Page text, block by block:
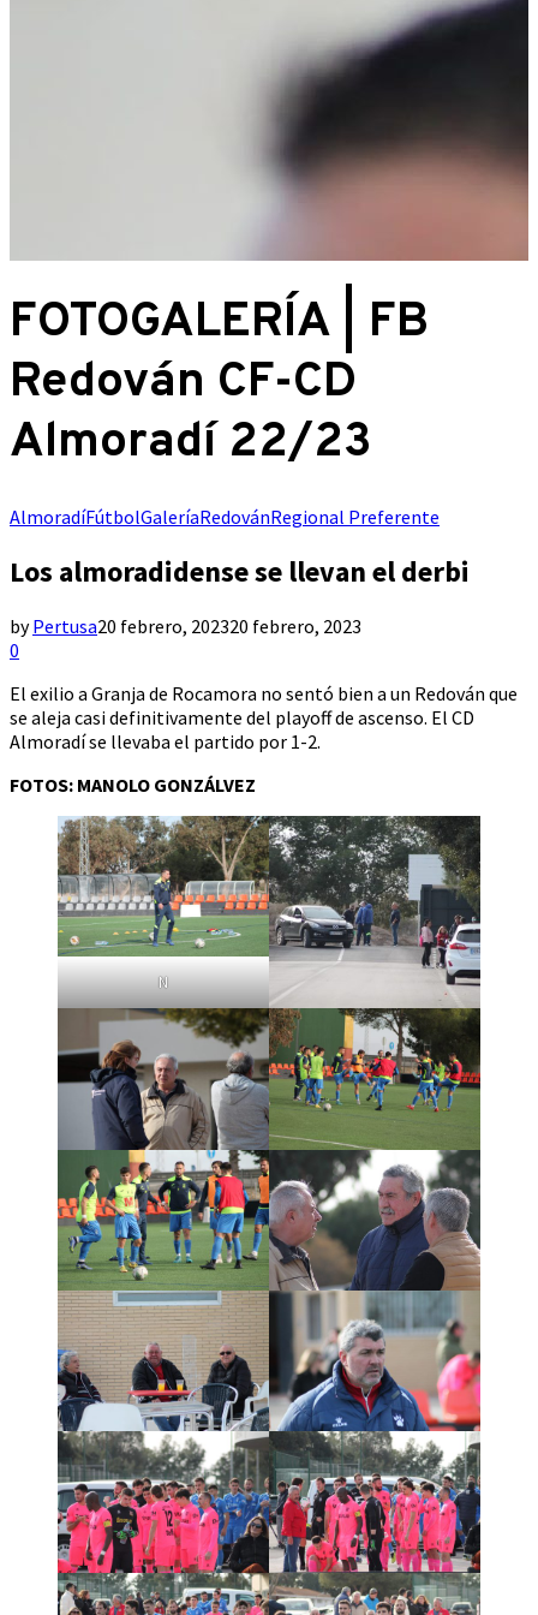
FOTOGALERÍA | FB
Redován CF-CD
Almoradí 22/23
AlmoradíFútbolGaleríaRedovánRegional Preferente
Los almoradidense se llevan el derbi
byPertusa20 febrero, 202320 febrero, 2023
0
El exilio a Granja de Rocamora no sentó bien a un Redován que
se aleja casi definitivamente del playoff de ascenso. El CD
Almoradí se llevaba el partido por 1-2.
FOTOS: MANOLO GONZÁLVEZ
N